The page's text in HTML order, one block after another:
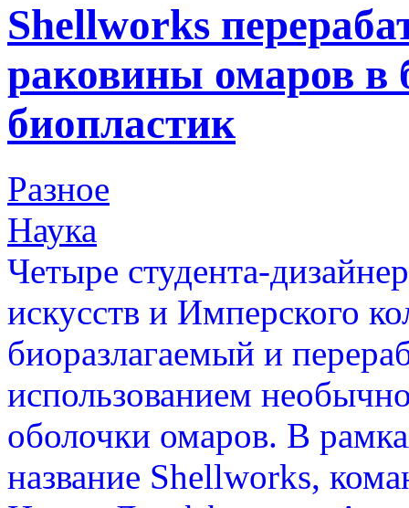
Shellworks
раковины омаров в
биопластик
Разное
Наука
Четыре студента-
искусств и Имперского
биоразлагаемый и
использованием
оболочки омаров. В
название Shellworks,